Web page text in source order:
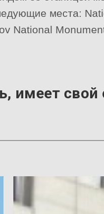
места:
National
имеет